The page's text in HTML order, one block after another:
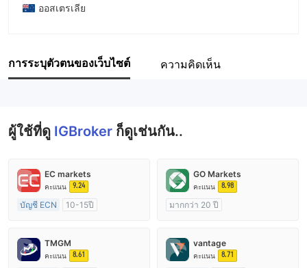
ออสเตรเลีย
ชื่อบริษัท
การระบุตัวตนของเว็บไซต์ ความคิดเห็น
ผู้ใช้ที่ดู IGBroker ก็ดูเช่นกัน..
EC markets
คะแนน 9.24
บัญชี ECN
10-15ปี
ใบอนุญาต MT4 แบบเต็ม
GO Markets
คะแนน 8.98
มากกว่า 20 ปี
cTrader
TMGM
คะแนน 8.61
vantage
คะแนน 8.71